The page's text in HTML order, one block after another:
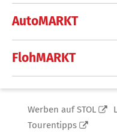
AutoMARKT
FlohMARKT
Werben auf STOL
Tourentipps